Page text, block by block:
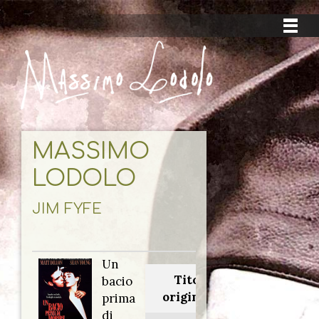
MASSIMO
LODOLO
JIM FYFE
Un
bacio
prima
di
Titolo
originale: